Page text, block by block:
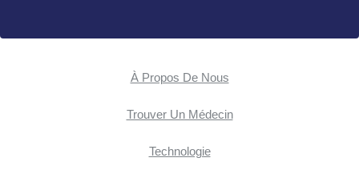
À Propos De Nous
Trouver Un Médecin
Technologie